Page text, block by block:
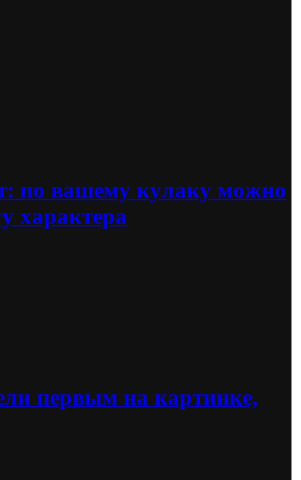
по вашему кулаку можно
характера
первым на картинке,